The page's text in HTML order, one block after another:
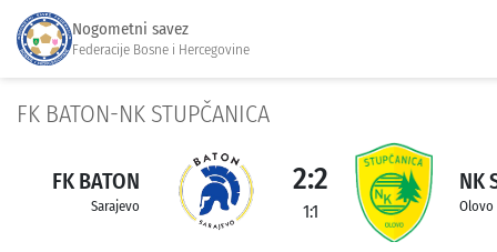
Nogometni savez
Federacije Bosne i Hercegovine
FK BATON-NK STUPČANICA
FK BATON
Sarajevo
2:2
1:1
NK
Olovo